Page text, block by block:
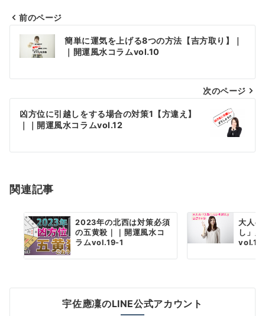
投
稿
ナ
ビ
ゲ
シ
ン
前のページ
簡単に運気を上げる8つの方法【吉方取り】｜
｜開運風水コラムvol.10
次のページ
凶方位に引越しをする場合の対策1【方違え】
｜｜開運風水コラムvol.12
関連記事
2023年の北西は対策必須
の五黄殺｜｜開運風水コ
ラムvol.19-1
大人の
し」
vol.13
宇佐應凜のLINE公式アカウント